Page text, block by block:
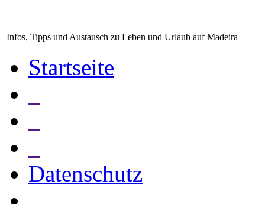
Infos, Tipps und Austausch zu Leben und Urlaub auf Madeira
Startseite
Datenschutz